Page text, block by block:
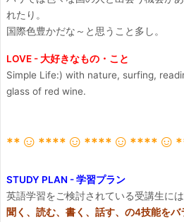
れたり。
国際色豊かだな～と思うこと多し。
LOVE - 大好きなもの・こと
Simple Life:) with nature, surfing,
glass of red wine.
** ☺ **** ☺ **** ☺ **** ☺
STUDY PLAN - 学習プラン
英語学習をご検討されている受講生には
聞く、読む、書く、話す、の4技能を